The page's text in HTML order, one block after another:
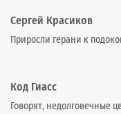
Сергей Красиков
Приросли герани к
Код Гиасс
Говорят, недолговечные